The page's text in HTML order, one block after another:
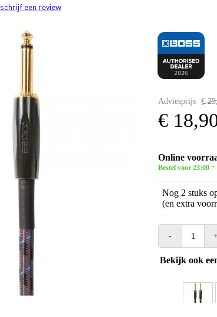
schrijf een review
Adviesprijs €
€
Online
Bestel voor 23:00
Nog 2 stuks
(en extra
-
Bekijk ook